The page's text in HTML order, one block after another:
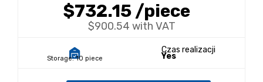
$732.15/piece
$900.54 with VAT
Storage: 10 piece
Czas realizacji
Yes